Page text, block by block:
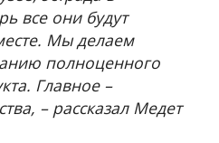
все они будут
Мы делаем
полноценного
Главное –
– рассказал Медет